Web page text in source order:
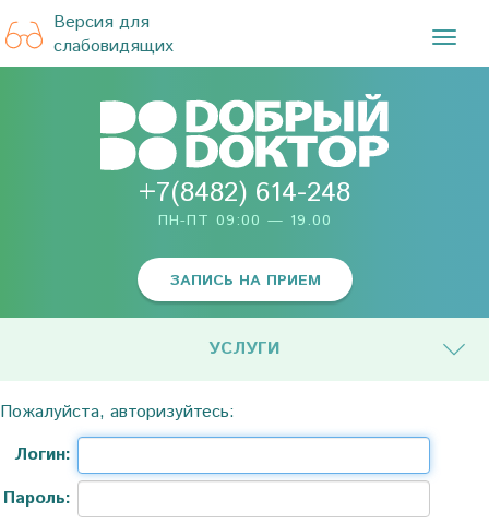
Версия для
слабовидящих
+7(8482) 614-248
ПН-ПТ 09:00 — 19.00
ЗАПИСЬ НА ПРИЕМ
УСЛУГИ
Пожалуйста, авторизуйтесь:
Логин:
Пароль: